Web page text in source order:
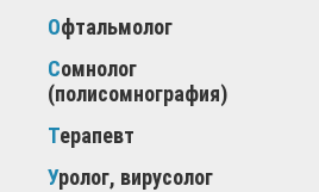
Офтальмолог
Сомнолог
(полисомнография)
Терапевт
Уролог, вирусолог